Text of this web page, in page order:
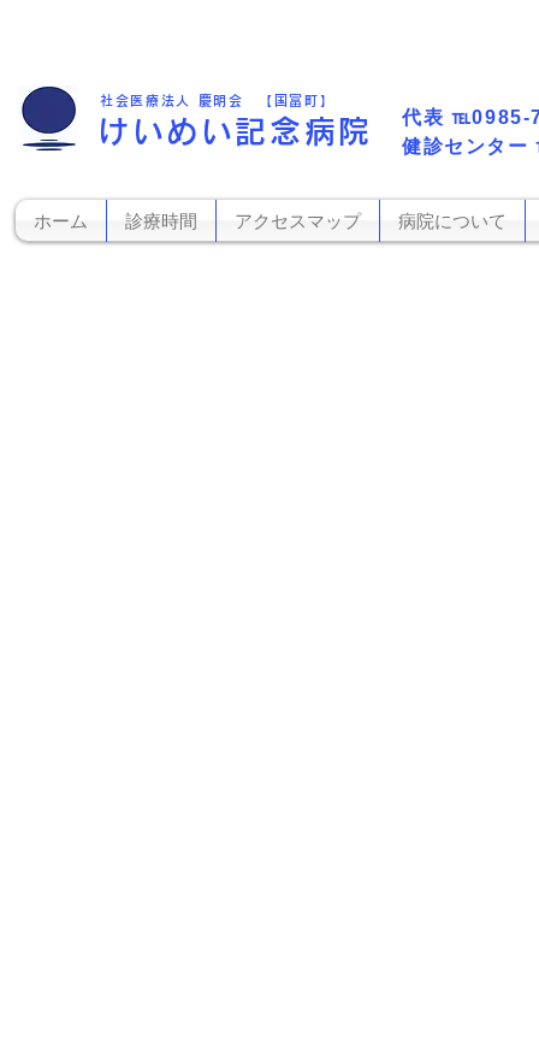
​健診センター
社会医療法人 慶明会 【国富町】
けいめい記念病院 代表​ ℡0985-
ホーム 診療時間 アクセスマップ 病院について